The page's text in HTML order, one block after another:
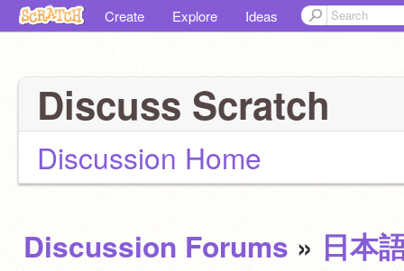
Create Explore Ideas
Discuss Scratch
Discussion Home
Discussion Forums » 日本